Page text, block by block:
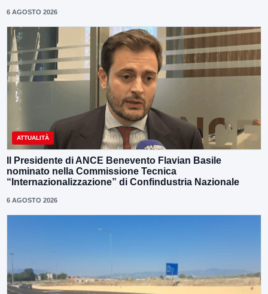
6 AGOSTO 2026
ATTUALITÀ
Il Presidente di ANCE Benevento Flavian Basile
nominato nella Commissione Tecnica
“Internazionalizzazione” di Confindustria Nazionale
6 AGOSTO 2026